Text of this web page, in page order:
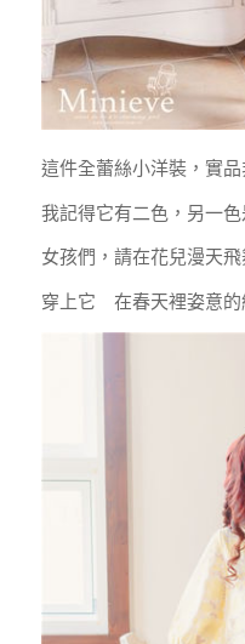
這件全蕾絲小洋裝，實
我記得它有二色，另一色
女孩們，請在花兒漫天
穿上它 在春天裡姿意的